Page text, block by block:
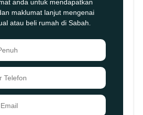
anda untuk mendapatkan
maklumat lanjut mengenai
atau beli rumah di Sabah.